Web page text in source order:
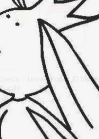
Djeco - Lovely Paper 10
Lucille
63,96 kr79,95 kr